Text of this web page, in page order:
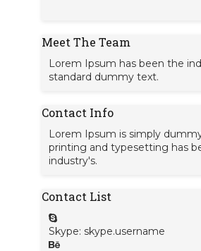
Meet The Team
Lorem Ipsum has been the
standard dummy text.
Contact Info
Lorem Ipsum is simply
printing and typesetting has
industry's.
Contact List
Skype: skype.username